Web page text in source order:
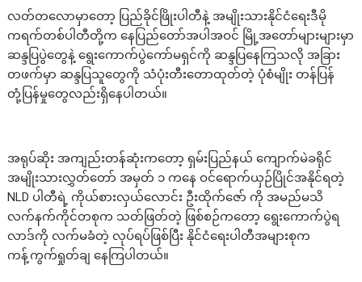
လတ်တလောမှာတော့ ပြည်ခိုင်ဖြိုးပါတီနဲ့ အမျိုးသားနိုင်ငံရေးဒီမို
ကရက်တစ်ပါတီတို့က နေပြည်တော်အပါအဝင် မြို့အတော်များများမှာ
ဆန္ဒပြပွဲတွေနဲ့ ရွေးကောက်ပွဲကော်မရှင်ကို ဆန္ဒပြနေကြသလို အခြား
တဖက်မှာ ဆန္ဒပြသူတွေကို သံပုံးတီးတောထုတ်တဲ့ ပုံစံမျိုး တန်ပြန်
တုံ့ပြန်မှုတွေလည်းရှိနေပါတယ်။
အရုပ်ဆိုး အကျည်းတန်ဆုံးကတော့ ရှမ်းပြည်နယ် ကျောက်မဲခရိုင်
အမျိုးသားလွှတ်တော် အမှတ် ၁ ကနေ ဝင်ရောက်ယှဉ်ပြိုင်အနိုင်ရတဲ့
NLD ပါတီရဲ့ ကိုယ်စားလှယ်လောင်း ဦးထိုက်ဇော် ကို အမည်မသိ
လက်နက်ကိုင်တစုက သတ်ဖြတ်တဲ့ ဖြစ်စဉ်ကတော့ ရွေးကောက်ပွဲရ
လာဒ်ကို လက်မခံတဲ့ လုပ်ရပ်ဖြစ်ပြီး နိုင်ငံရေးပါတီအများစုက
ကန့်ကွက်ရှုတ်ချ နေကြပါတယ်။